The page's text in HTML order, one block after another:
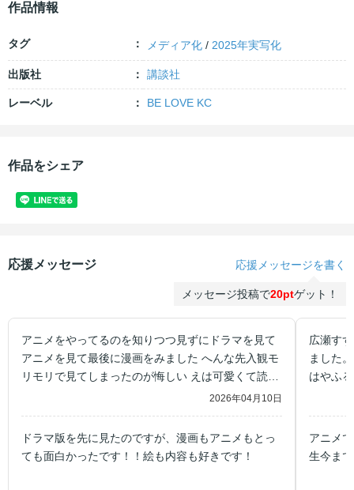
作品情報
タグ メディア化 / 2025年実写化
出版社 講談社
レーベル BE LOVE KC
作品をシェア
応援メッセージ 応援メッセージを書く
メッセージ投稿で20ptゲット！
アニメをやってるのを知りつつ見ずにドラマを見て
アニメを見て最後に漫画をみました へんな先入観モ
リモリで見てしまったのが悔しい えは可愛くて読み
2026年04月10日
ドラマ版を先に見たのですが、漫画もアニメもとっ
ても面白かったです！！絵も内容も好きです！
広瀬す
ました
はやふ
アニメ
生今ま